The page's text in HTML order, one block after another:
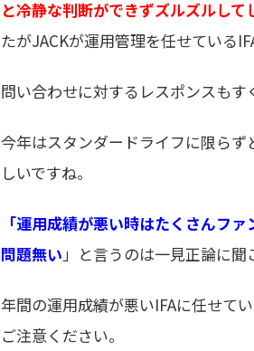
と冷静な判断ができずズルズルし
たがJACKが運用管理を任せている
問い合わせに対するレスポンスもす
今年はスタンダードライフに限ら
しいですね。
「運用成績が悪い時はたくさんフ
問題無い 」と言うのは一見正論に聞
年間の運用成績が悪いIFAに任せて
ご注意ください。